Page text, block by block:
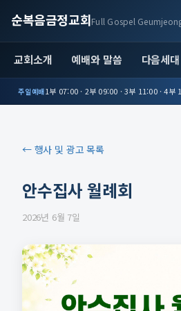
순복음금정교회Full Gospel
교회소개 예배와 말씀 다음세대
주일예배1부 07:00 · 2부 09:00 · 3부 11:00 · 4부
← 행사 및 광고 목록
안수집사 월례회
2026년 6월 7일